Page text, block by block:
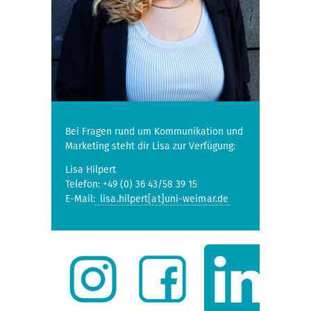
Bei Fragen rund um Kommunikation und
Marketing steht dir Lisa zur Verfügung:
Lisa Hilpert
Telefon: +49 (0) 36 43/58 39 15
E-Mail: lisa.hilpert[at]uni-weimar.de